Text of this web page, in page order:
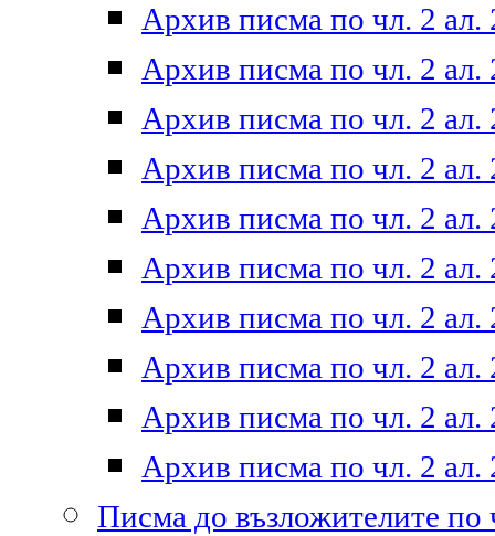
Архив писма по чл. 2 ал.
Архив писма по чл. 2 ал.
Архив писма по чл. 2 ал.
Архив писма по чл. 2 ал.
Архив писма по чл. 2 ал.
Архив писма по чл. 2 ал.
Архив писма по чл. 2 ал.
Архив писма по чл. 2 ал.
Архив писма по чл. 2 ал.
Архив писма по чл. 2 ал.
Писма до възложителите по